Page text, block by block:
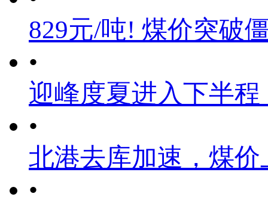
829元/吨! 煤价突破
•
迎峰度夏进入下半
•
北港去库加速，煤
•